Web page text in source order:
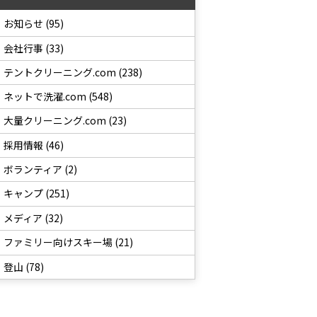
お知らせ (95)
会社行事 (33)
テントクリーニング.com (238)
ネットで洗濯.com (548)
大量クリーニング.com (23)
採用情報 (46)
ボランティア (2)
キャンプ (251)
メディア (32)
ファミリー向けスキー場 (21)
登山 (78)